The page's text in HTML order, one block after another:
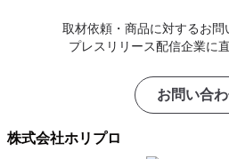
取材依頼・商品に対するお問
プレスリリース配信企業に
お問い合
株式会社ホリプロ